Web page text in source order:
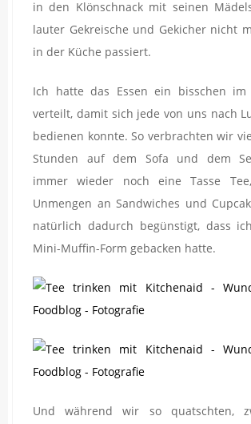
in den Klönschnack mit seinen
lauter Gekreische und Gekicher nicht
in der Küche passiert.
Ich hatte das Essen ein bisschen im
verteilt, damit sich jede von uns nach
bedienen konnte. So verbrachten wir
Stunden auf dem Sofa und dem
immer wieder noch eine Tasse
Unmengen an Sandwiches und
natürlich dadurch begünstigt, dass
Mini-Muffin-Form gebacken hatte.
Und während wir so quatschten,